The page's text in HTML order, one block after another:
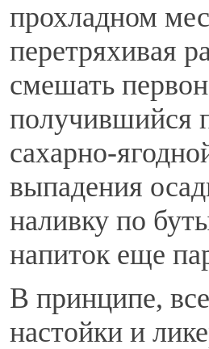
прохладном
перетряхивая
смешать
получившийся
сахарно-
выпадения
наливку по
напиток еще
В принципе,
настойки и